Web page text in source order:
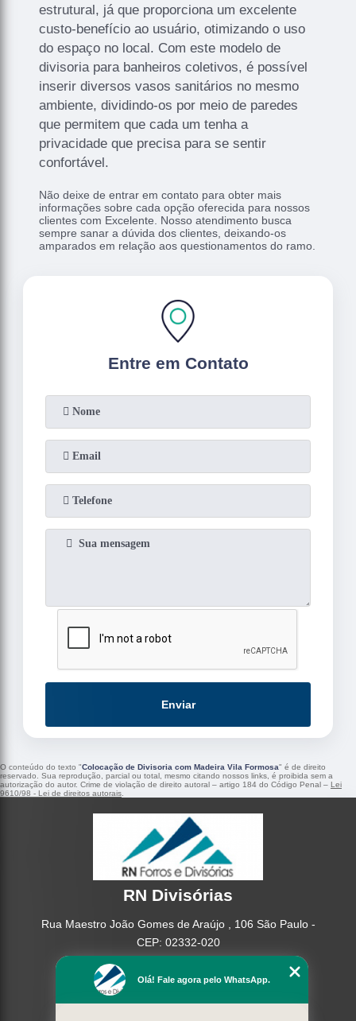
estrutural, já que proporciona um excelente
custo-benefício ao usuário, otimizando o uso
do espaço no local. Com este modelo de
divisoria para banheiros coletivos, é possível
inserir diversos vasos sanitários no mesmo
ambiente, dividindo-os por meio de paredes
que permitem que cada um tenha a
privacidade que precisa para se sentir
confortável.
Não deixe de entrar em contato para obter mais
informações sobre cada opção oferecida para nossos
clientes com Excelente. Nosso atendimento busca
sempre sanar a dúvida dos clientes, deixando-os
amparados em relação aos questionamentos do ramo.
Entre em Contato
Enviar
O conteúdo do texto "Colocação de Divisoria com Madeira Vila Formosa" é de direito
reservado. Sua reprodução, parcial ou total, mesmo citando nossos links, é proibida sem a
autorização do autor. Crime de violação de direito autoral – artigo 184 do Código Penal – Lei
9610/98 - Lei de direitos autorais
RN Divisórias
Rua Maestro João Gomes de Araújo , 106 São Paulo -
CEP: 02332-020
Olá! Fale agora pelo WhatsApp.